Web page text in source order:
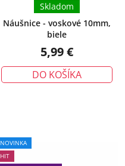
Náušnice - voskové 10mm,
biele
Skladom
5,99 €
DO KOŠÍKA
NOVINKA
HIT